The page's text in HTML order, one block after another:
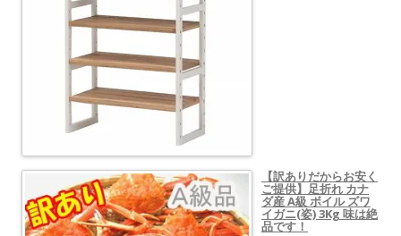
【訳ありだからお安く
ご提供】足折れ カナ
ダ産 A級 ボイル ズワ
イガニ(姿) 3Kg 味は絶
品です！